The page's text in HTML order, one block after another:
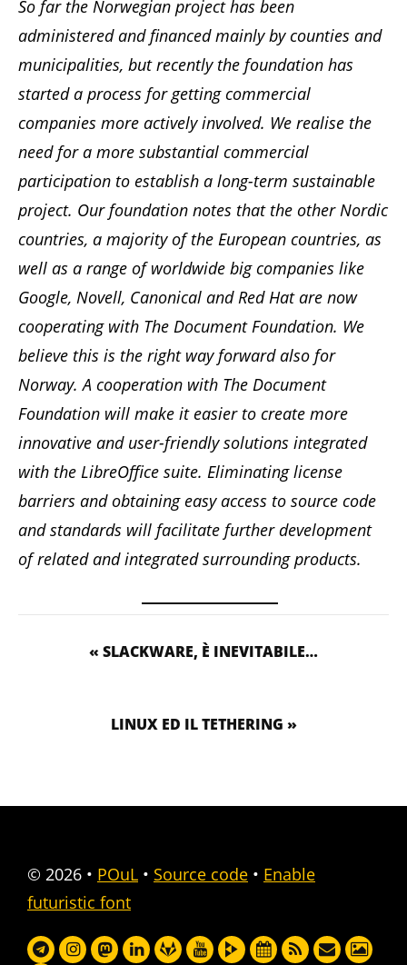
So far the Norwegian project has been
administered and financed mainly by counties and
municipalities, but recently the foundation has
started a process for getting commercial
companies more actively involved. We realise the
need for a more substantial commercial
participation to establish a long-term sustainable
project. Our foundation notes that the other Nordic
countries, a majority of the European countries, as
well as a range of worldwide big companies like
Google, Novell, Canonical and Red Hat are now
cooperating with The Document Foundation. We
believe this is the right way forward also for
Norway. A cooperation with The Document
Foundation will make it easier to create more
innovative and user-friendly solutions integrated
with the LibreOffice suite. Eliminating license
barriers and obtaining easy access to source code
and standards will facilitate further development
of related and integrated surrounding products.
« SLACKWARE, È INEVITABILE…
LINUX ED IL TETHERING »
© 2026 • POuL • Source code • Enable
futuristic font